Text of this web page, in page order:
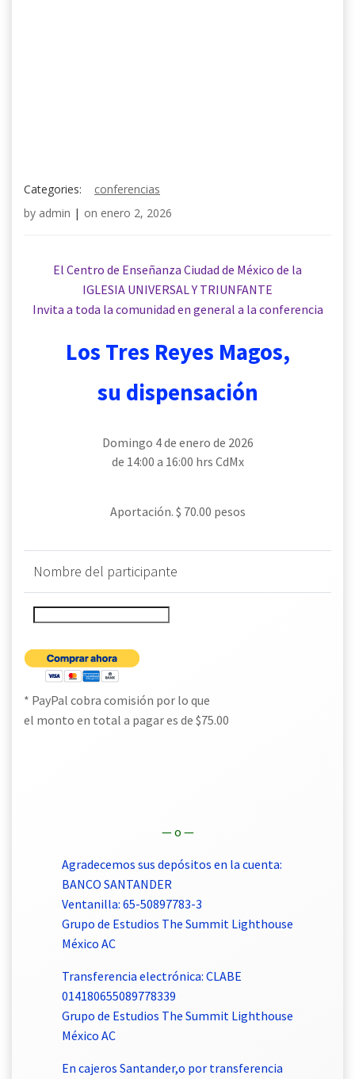
Categories:
conferencias
by admin | on enero 2, 2026
El Centro de Enseñanza Ciudad de México de la
IGLESIA UNIVERSAL Y TRIUNFANTE
Invita a toda la comunidad en general a la conferencia
Los Tres Reyes Magos,
su dispensación
Domingo 4 de enero de 2026
de 14:00 a 16:00 hrs CdMx
Aportación. $ 70.00 pesos
Nombre del participante
* PayPal cobra comisión por lo que
el monto en total a pagar es de $75.00
— o —
Agradecemos sus depósitos en la cuenta:
BANCO SANTANDER
Ventanilla: 65-50897783-3
Grupo de Estudios The Summit Lighthouse
México AC
Transferencia electrónica: CLABE
014180655089778339
Grupo de Estudios The Summit Lighthouse
México AC
En cajeros Santander,o por transferencia